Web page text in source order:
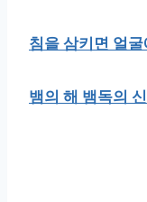
침을 삼키면 얼
뱀의 해 뱀독의